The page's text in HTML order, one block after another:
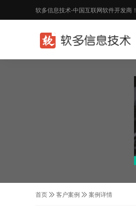
软多信息技术-中国互联网软件开发商！
首页 客户案例 案例详情